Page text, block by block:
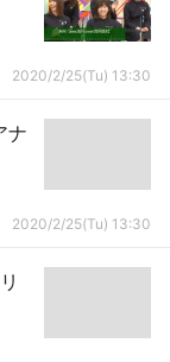
2020/2/25(Tu) 13:30
ナ
2020/2/25(Tu) 13:30